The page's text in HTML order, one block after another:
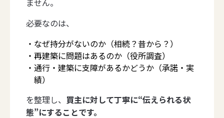
ません。
必要なのは、
なぜ持分がないのか（相続？昔から？）
再建築に問題はあるのか（役所調査）
通行・建築に支障があるかどうか（承諾・実
績）
を整理し、 買主に対して丁寧に“伝えられる状
態”にすることです。